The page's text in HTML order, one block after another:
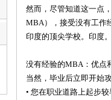
然而，尽管知道这一点
MBA），接受没有工作
印度的顶尖学校。印度。
没有经验的MBA：优点
当然，毕业后立即开始
• 您在职业道路上起步